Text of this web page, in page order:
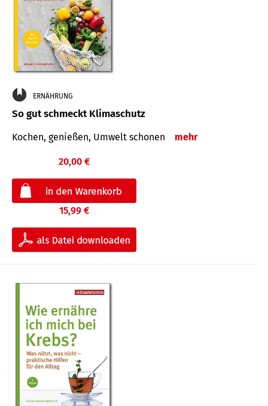
ERNÄHRUNG
So gut schmeckt Klimaschutz
Kochen, genießen, Umwelt schonen mehr
20,00 €
15,99 €